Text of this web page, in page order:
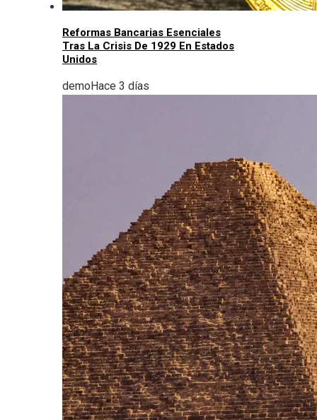
Reformas Bancarias Esenciales
Tras La Crisis De 1929 En Estados
Unidos
demoHace 3 días